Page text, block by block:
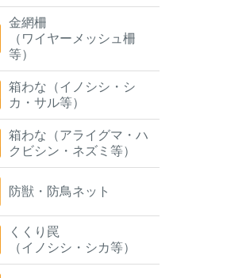
金網柵
（ワイヤーメッシュ柵
等）
箱わな（イノシシ・シ
カ・サル等）
箱わな（アライグマ・ハ
クビシン・ネズミ等）
防獣・防鳥ネット
くくり罠
（イノシシ・シカ等）